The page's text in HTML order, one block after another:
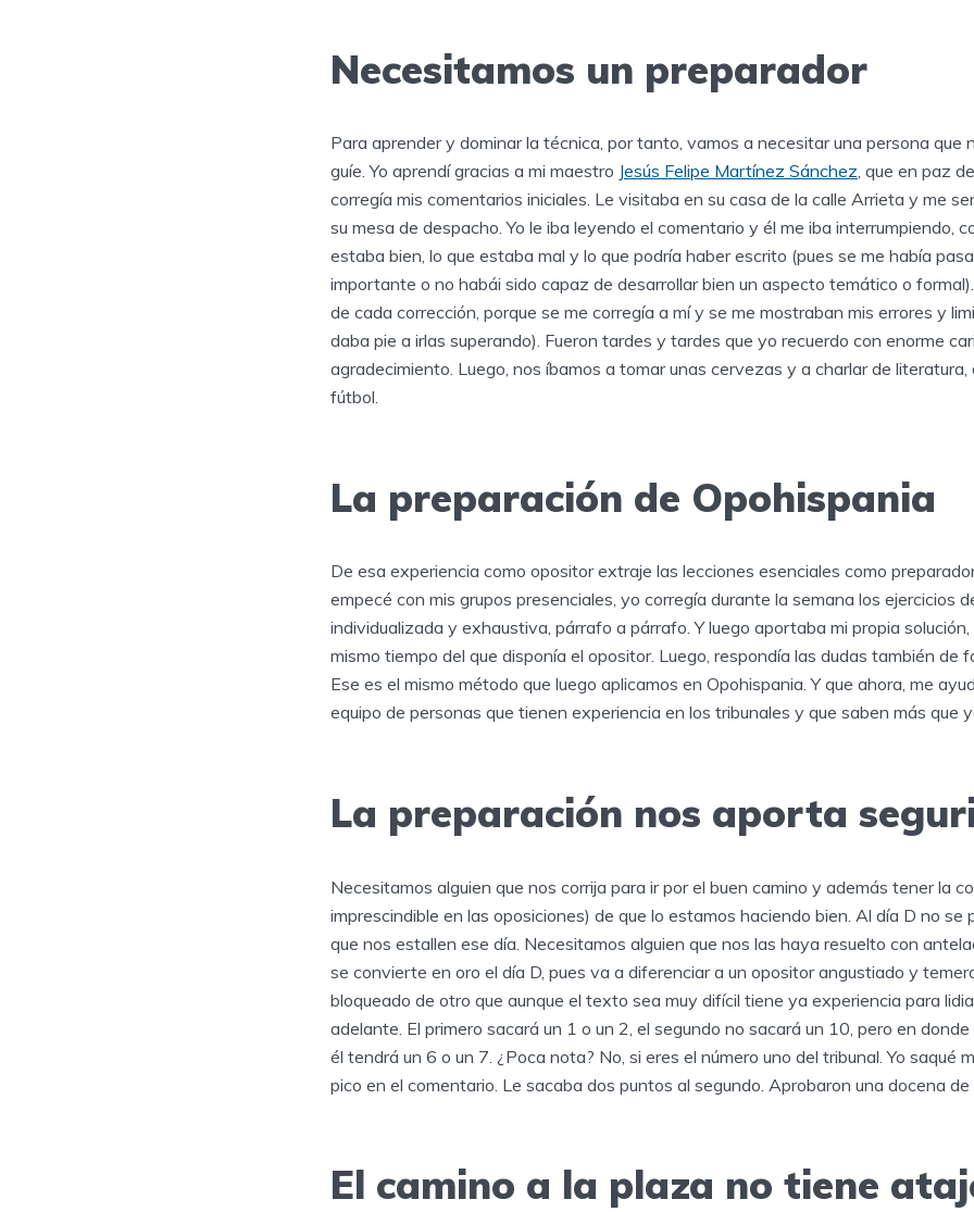
Necesitamos un preparador
Para aprender y dominar la técnica, por tanto, vamos a necesitar una persona que
guíe. Yo aprendí gracias a mi maestro Jesús Felipe Martínez Sánchez, que en paz
corregía mis comentarios iniciales. Le visitaba en su casa de la calle Arrieta y me
su mesa de despacho. Yo le iba leyendo el comentario y él me iba interrumpiendo,
estaba bien, lo que estaba mal y lo que podría haber escrito (pues se me había
importante o no habái sido capaz de desarrollar bien un aspecto temático o
de cada corrección, porque se me corregía a mí y se me mostraban mis errores y
daba pie a irlas superando). Fueron tardes y tardes que yo recuerdo con enorme
agradecimiento. Luego, nos íbamos a tomar unas cervezas y a charlar de
fútbol.
La preparación de Opohispania
De esa experiencia como opositor extraje las lecciones esenciales como
empecé con mis grupos presenciales, yo corregía durante la semana los ejercicios
individualizada y exhaustiva, párrafo a párrafo. Y luego aportaba mi propia
mismo tiempo del que disponía el opositor. Luego, respondía las dudas también de
Ese es el mismo método que luego aplicamos en Opohispania. Y que ahora, me
equipo de personas que tienen experiencia en los tribunales y que saben más que
La preparación nos aporta
Necesitamos alguien que nos corrija para ir por el buen camino y además tener la
imprescindible en las oposiciones) de que lo estamos haciendo bien. Al día D no se
que nos estallen ese día. Necesitamos alguien que nos las haya resuelto con
se convierte en oro el día D, pues va a diferenciar a un opositor angustiado y
bloqueado de otro que aunque el texto sea muy difícil tiene ya experiencia para
adelante. El primero sacará un 1 o un 2, el segundo no sacará un 10, pero en
él tendrá un 6 o un 7. ¿Poca nota? No, si eres el número uno del tribunal. Yo saqué
pico en el comentario. Le sacaba dos puntos al segundo. Aprobaron una docena
El camino a la plaza no tiene